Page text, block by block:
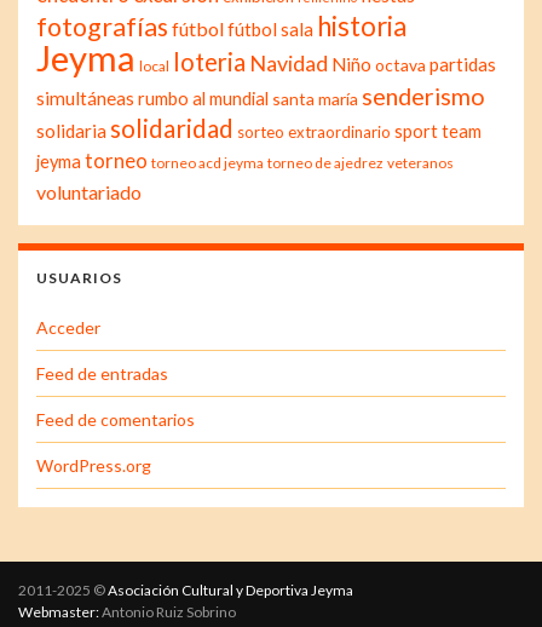
fotografías fútbolfútbol sala historia
Jeyma local loteria Navidad Niño octava partidas
simultáneas rumbo al mundial santa maría senderismo
solidaria solidaridad sorteo extraordinario sport team
jeyma torneo torneo acd jeyma torneo de ajedrez veteranos
voluntariado
USUARIOS
Acceder
Feed de entradas
Feed de comentarios
WordPress.org
2011-2025 ©Asociación Cultural y Deportiva Jeyma
Webmaster:Antonio Ruiz Sobrino